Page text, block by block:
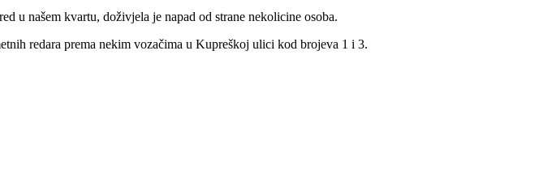
u našem kvartu, doživjela je napad od strane nekolicine osoba.
redara prema nekim vozačima u Kupreškoj ulici kod brojeva 1 i 3.